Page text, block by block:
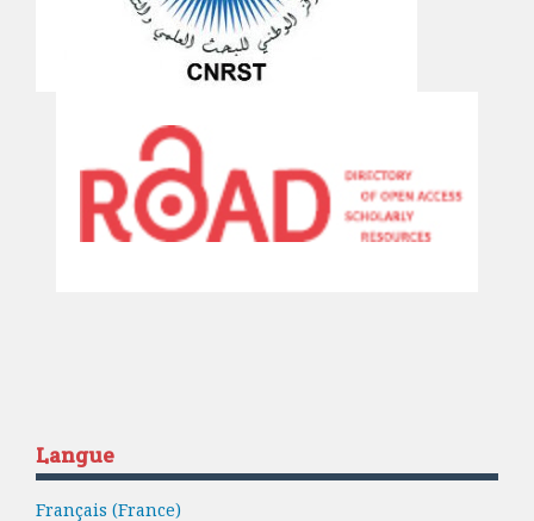
Langue
Français (France)